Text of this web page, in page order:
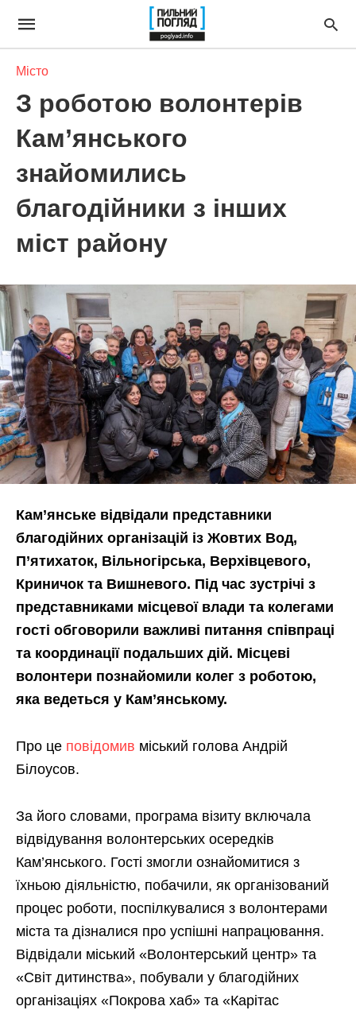
Місто
З роботою волонтерів
Кам’янського
знайомились
благодійники з інших
міст району
Кам’янське відвідали представники
благодійних організацій із Жовтих Вод,
П’ятихаток, Вільногірська, Верхівцевого,
Криничок та Вишневого. Під час зустрічі з
представниками місцевої влади та колегами
гості обговорили важливі питання співпраці
та координації подальших дій. Місцеві
волонтери познайомили колег з роботою,
яка ведеться у Кам’янському.
Про це повідомив міський голова Андрій
Білоусов.
За його словами, програма візиту включала
відвідування волонтерських осередків
Кам’янського. Гості змогли ознайомитися з
їхньою діяльністю, побачили, як організований
процес роботи, поспілкувалися з волонтерами
міста та дізналися про успішні напрацювання.
Відвідали міський «Волонтерський центр» та
«Світ дитинства», побували у благодійних
організаціях «Покрова хаб» та «Карітас